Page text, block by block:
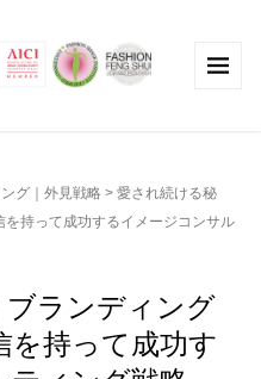
グ｜外見戦略 > 愛され続ける秘
持って成功するイメージコンサル
ランディング
を持って成功す